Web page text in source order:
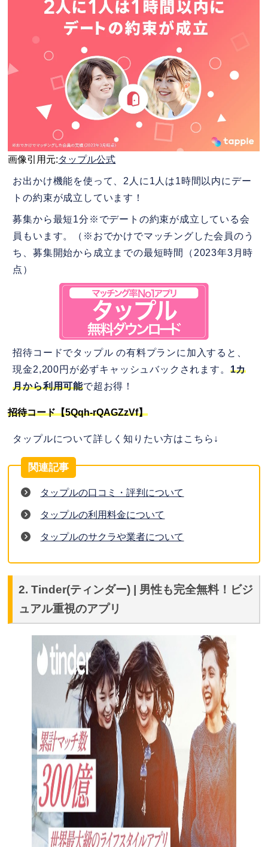
画像引用元:タップル公式
お出かけ機能を使って、2人に1人は1時間以内にデー
トの約束が成立しています！
募集から最短1分※でデートの約束が成立している会
員もいます。（※おでかけでマッチングした会員のう
ち、募集開始から成立までの最短時間（2023年3月時
点）
招待コードでタップル の有料プランに加入すると、
現金2,200円が必ずキャッシュバックされます。 1カ
月から利用可能で超お得！
招待コード【5Qqh-rQAGZzVf】
タップルについて詳しく知りたい方はこちら↓
タップルの口コミ・評判について
タップルの利用料金について
タップルのサクラや業者について
2. Tinder(ティンダー) | 男性も完全無料！ビジ
ュアル重視のアプリ